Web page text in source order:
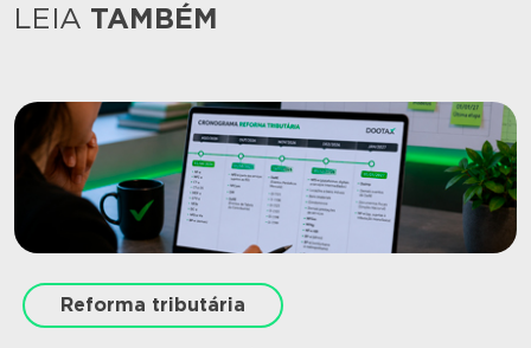
LEIA TAMBÉM
Reforma tributária